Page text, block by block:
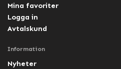
Mina favoriter
Logga in
Avtalskund
Information
Nyheter